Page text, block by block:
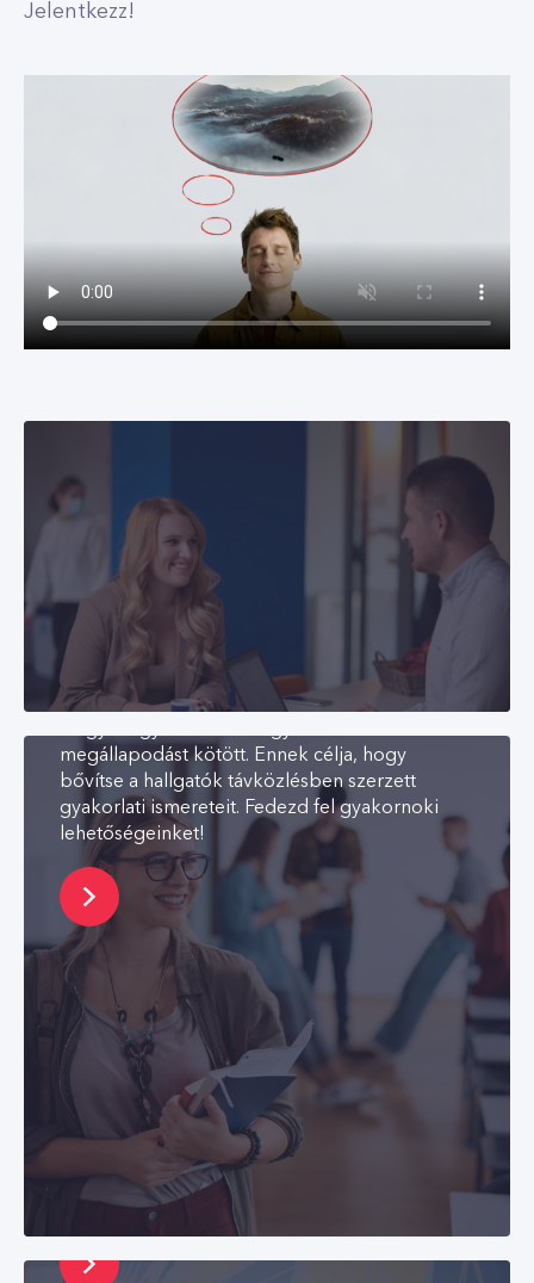
Jelentkezz!
Kiválasztási folyamat
Tudj meg többet kiválasztási folyamatunkról,
hogy sikeresen felkészülhess a CETIN-es
interjújára.
Diákoknak
A CETIN Hungary jelenleg közel ötven
gyakornokot foglalkoztat több különböző –
például IT, mérnöki, HR és pénzügyi – területen,
ahol a diákok szakmai tapasztalatot és tudást
szerezhetnek, ezáltal közelebb kerülve a
munka világához. Emellett a CETIN Hungary két
megállapodást kötött. Ennek célja, hogy
bővítse a hallgatók távközlésben szerzett
gyakorlati ismereteit. Fedezd fel gyakornoki
lehetőségeinket!
Tanulás és fejlődés
Felismerjük munkatársaink tehetségét, és
elkötelezetten támogatjuk fejlődésüket. A
tanulást mindig bátorítjuk, és arra törekszünk,
hogy elő tudjuk segíteni a személyes és a
szakmai fejlődést.